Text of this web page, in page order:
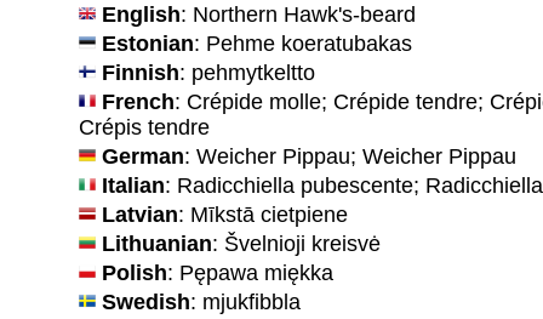
English: Northern Hawk's-beard
Estonian: Pehme koeratubakas
Finnish: pehmytkeltto
French: Crépide molle; Crépide tendre;
Crépis tendre
German: Weicher Pippau; Weicher Pippau
Italian: Radicchiella pubescente;
Latvian: Mīkstā cietpiene
Lithuanian: Švelnioji kreisvė
Polish: Pępawa miękka
Swedish: mjukfibbla